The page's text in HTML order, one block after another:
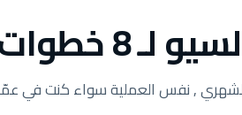
الأردنية.
الشهري , نفس العملية سواء كنت في